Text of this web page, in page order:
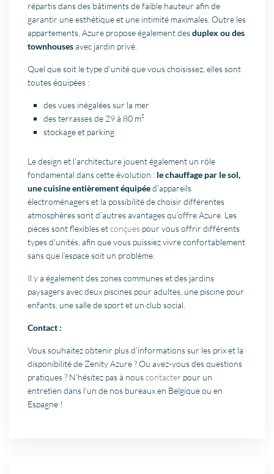
répartis dans des bâtiments de faible hauteur afin de
garantir une esthétique et une intimité maximales. Outre les
appartements, Azure propose également desduplex ou des
townhousesavec jardin privé.
Quel que soit le type d’unité que vous choisissez, elles sont
toutes équipées :
des vues inégalées sur la mer
des terrasses de 29 à 80 m²
stockage et parking
Le design et l’architecture jouent également un rôle
fondamental dans cette évolution : le chauffage par le sol,
une cuisine entièrement équipéed’appareils
électroménagers et la possibilité de choisir différentes
atmosphères sont d’autres avantages qu’offre Azure. Les
pièces sont flexibles etconçues pour vous offrir différents
types d’unités, afin que vous puissiez vivre confortablement
sans que l’espace soit un problème.
Il y a également des zones communes et des jardins
paysagers avec deux piscines pour adultes, une piscine pour
enfants, une salle de sport et un club social.
Contact :
Vous souhaitez obtenir plus d’informations sur les prix et la
disponibilité de Zenity Azure ? Ou avez-vous des questions
pratiques ? N’hésitez pas à nouscontacter pour un
entretien dans l’un de nos bureaux en Belgique ou en
Espagne !